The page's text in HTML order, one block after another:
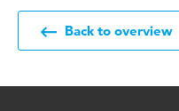
Back to overview